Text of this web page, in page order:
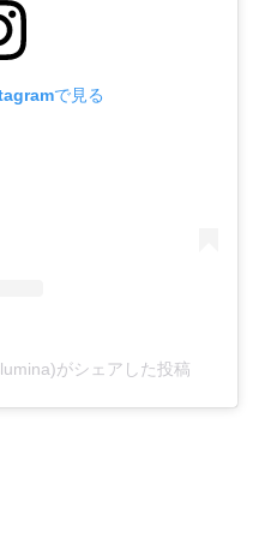
で見る
がシェアした投稿